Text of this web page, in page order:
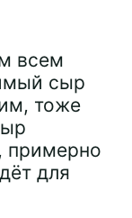
всем
сыр
тоже
примерно
для